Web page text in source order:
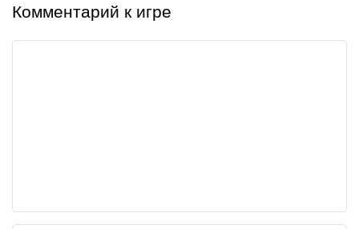
Комментарий к игре